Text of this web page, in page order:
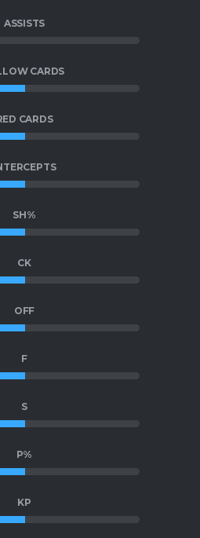
ASSISTS
CARDS
CARDS
SH%
CK
OFF
F
S
P%
KP